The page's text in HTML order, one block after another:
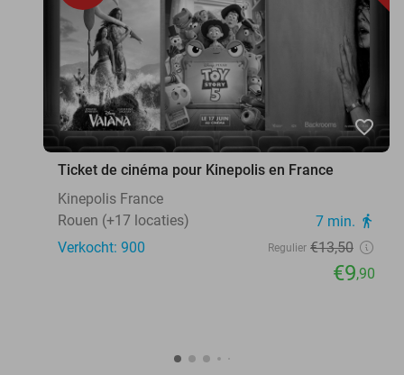
favorite_border
Ticket de cinéma pour Kinepolis en France
Kinepolis France
Rouen (+17 locaties)
7 min. directions_walk
Verkocht: 900 Regulier €13,50
€9,90